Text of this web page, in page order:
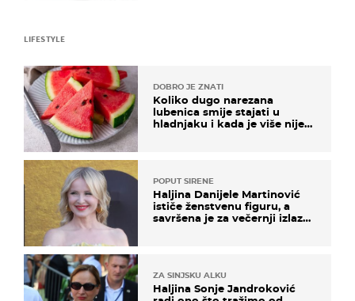
LIFESTYLE
DOBRO JE ZNATI
Koliko dugo narezana
lubenica smije stajati u
hladnjaku i kada je više nije
POPUT SIRENE
Haljina Danijele Martinović
ističe ženstvenu figuru, a
savršena je za večernji izlazak
ZA SINJSKU ALKU
Haljina Sonje Jandroković